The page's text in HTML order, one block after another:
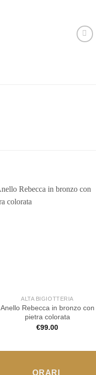
ALTA BIGIOTTERIA
Anello Rebecca in bronzo con
pietra colorata
€99.00
ORARI